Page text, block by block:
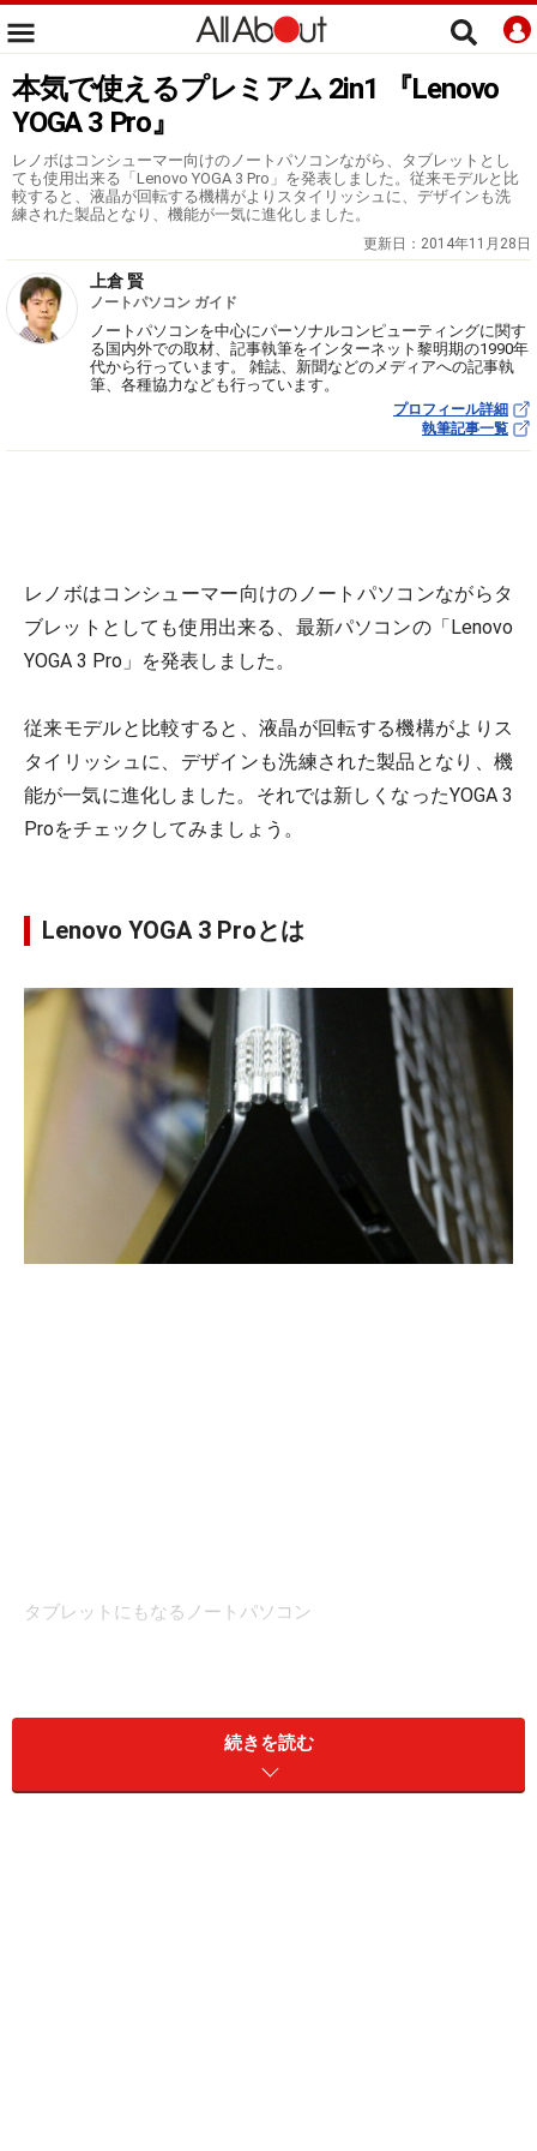
本気で使えるプレミアム 2in1 『Lenovo
YOGA 3 Pro』
レノボはコンシューマー向けのノートパソコンながら、タブレットとし
ても使用出来る「Lenovo YOGA 3 Pro」を発表しました。従来モデルと比
較すると、液晶が回転する機構がよりスタイリッシュに、デザインも洗
練された製品となり、機能が一気に進化しました。
更新日： 2014年11月28日
上倉 賢
ノートパソコン ガイド
ノートパソコンを中心にパーソナルコンピューティングに関す
る国内外での取材、記事執筆をインターネット黎明期の1990年
代から行っています。 雑誌、新聞などのメディアへの記事執
筆、各種協力なども行っています。
プロフィール詳細
執筆記事一覧
レノボはコンシューマー向けのノートパソコンながらタ
ブレットとしても使用出来る、最新パソコンの「Lenovo
YOGA 3 Pro」を発表しました。
従来モデルと比較すると、液晶が回転する機構がよりス
タイリッシュに、デザインも洗練された製品となり、機
能が一気に進化しました。それでは新しくなったYOGA 3
Proをチェックしてみましょう。
Lenovo YOGA 3 Proとは
タブレットにもなるノートパソコン
ートパソコンがタブレットにもなるという基本コンセプ
トを持った製品です。2012年初頭に製品を公表し、秋に
販売が開始されました。
続きを読む